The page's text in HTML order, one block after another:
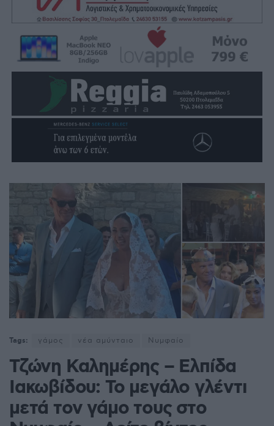
Tags: γάμος νέα αμύνταιο Νυμφαίο
Τζώνη Καλημέρης – Ελπίδα
Ιακωβίδου: Το μεγάλο γλέντι
μετά τον γάμο τους στο